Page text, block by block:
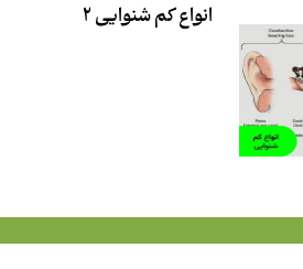
انواع کم شنوایی 2